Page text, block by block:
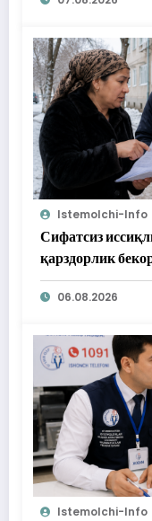
Istemolchi-Info
Сифатсиз
қарздорлик
06.08.2026
Istemolchi-Info